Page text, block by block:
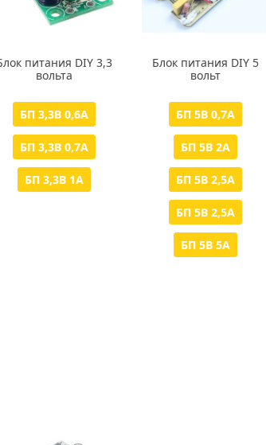
питания DIY 3,3
вольта
БП 3,3В 0,6А
БП 3,3В 0,7А
БП 3,3В 1А
Блок питания DIY 5
вольт
БП 5В 0,7А
БП 5В 2А
БП 5В 2,5А
БП 5В 2,5А
БП 5В 5А